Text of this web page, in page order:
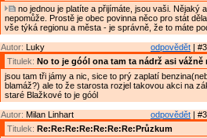
no jednou je platíte a přijímáte, jsou vaši. Nějaký
nepomůže. Prostě je obec povinna něco pro stát
vše týká regionu a města - je správně, že to máte
odpovědět |
Autor: Luky
Titulek: No to je góól ona tam ta nádrž asi vážně
jsou tam tři jámy a nic, sice to prý zaplatí
blamáž?) ale to že starosta rozjel takovou akci na
staré Blažkové to je góól
odpovědět |
Autor: Milan Linhart
Titulek: Re:Re:Re:Re:Re:Re:Re:Průzkum